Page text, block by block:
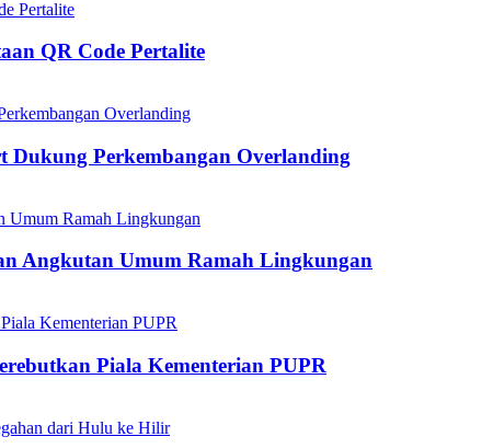
QR Code Pertalite
Dukung Perkembangan Overlanding
Angkutan Umum Ramah Lingkungan
Piala Kementerian PUPR